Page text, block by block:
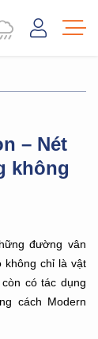
– Nét
không
đường vân
không chỉ là vật
có tác dụng
cách Modern